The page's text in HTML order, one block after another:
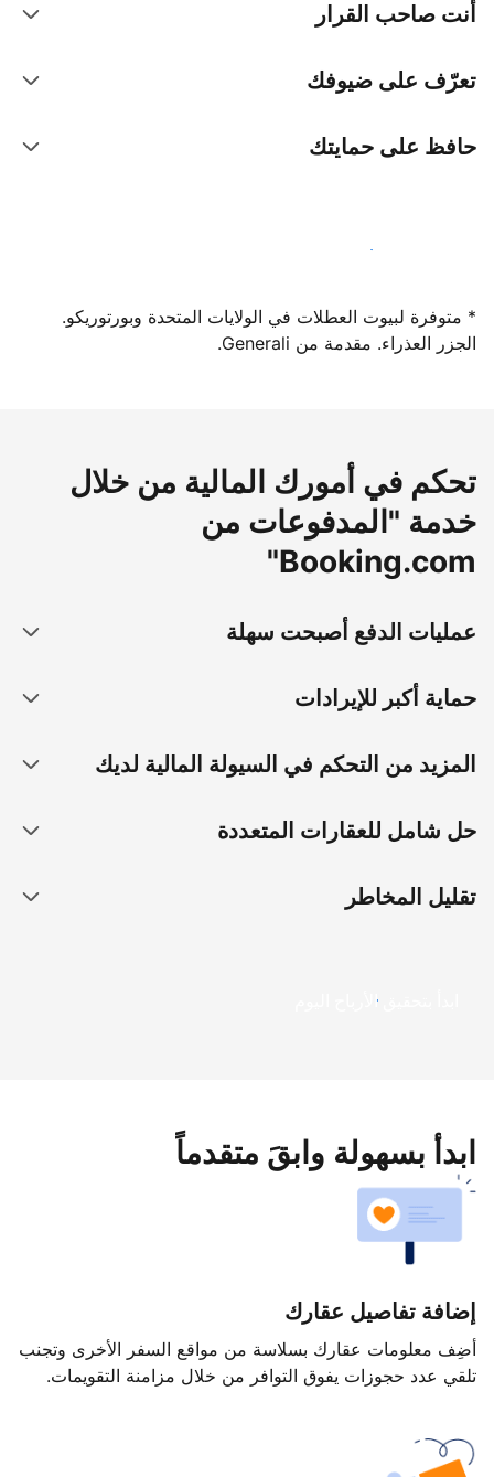
أنت صاحب القرار
تعرّف على ضيوفك
حافظ على حمايتك
سجِّل كمضيف لدينا اليوم
* متوفرة لبيوت العطلات في الولايات المتحدة وبورتوريكو.
الجزر العذراء. مقدمة من Generali.
تحكم في أمورك المالية من خلال
خدمة "المدفوعات من
Booking.com"
عمليات الدفع أصبحت سهلة
حماية أكبر للإيرادات
المزيد من التحكم في السيولة المالية لديك
حل شامل للعقارات المتعددة
تقليل المخاطر
ابدأ بتحقيق الأرباح اليوم
ابدأ بسهولة وابقَ متقدماً
إضافة تفاصيل عقارك
أضِف معلومات عقارك بسلاسة من مواقع السفر الأخرى وتجنب
تلقي عدد حجوزات يفوق التوافر من خلال مزامنة التقويمات.